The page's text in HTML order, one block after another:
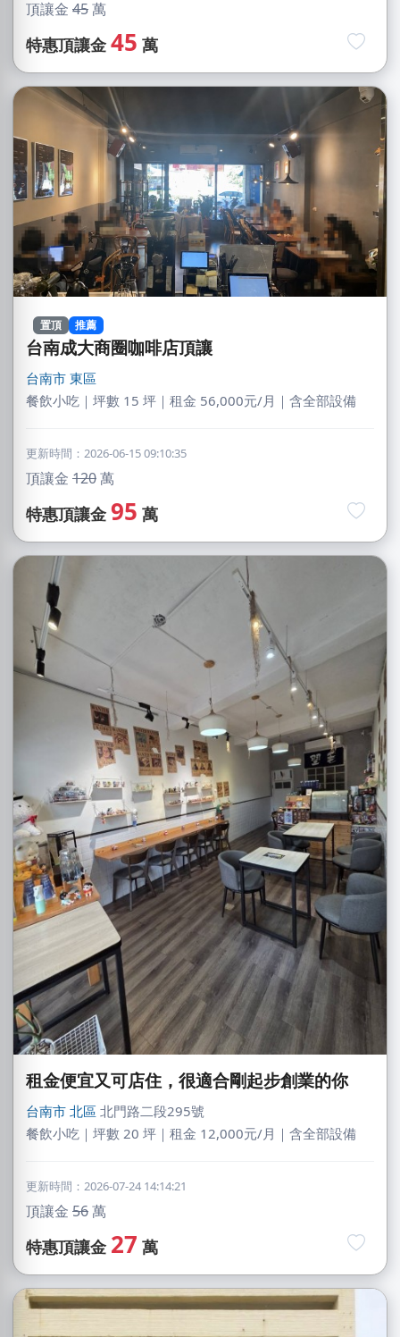
頂讓金 45萬
特惠頂讓金 45 萬
置頂 推薦
台南成大商圈咖啡店頂讓
台南市 東區
餐飲小吃｜坪數 15 坪｜租金 56,000元/月｜含全部設備
更新時間：2026-06-15 09:10:35
頂讓金 120萬
特惠頂讓金 95 萬
租金便宜又可店住，很適合剛起步創業的你
台南市 北區 北門路二段295號
餐飲小吃｜坪數 20 坪｜租金 12,000元/月｜含全部設備
更新時間：2026-07-24 14:14:21
頂讓金 56萬
特惠頂讓金 27 萬